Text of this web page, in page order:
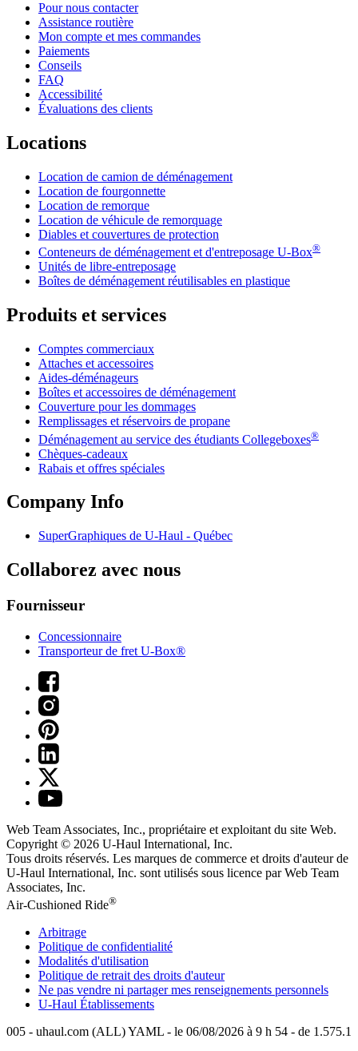
Pour nous contacter
Assistance routière
Mon compte et mes commandes
Paiements
Conseils
FAQ
Accessibilité
Évaluations des clients
Locations
Location de camion de déménagement
Location de fourgonnette
Location de remorque
Location de véhicule de remorquage
Diables et couvertures de protection
Conteneurs de déménagement et d'entreposage U-Box®
Unités de libre-entreposage
Boîtes de déménagement réutilisables en plastique
Produits et services
Comptes commerciaux
Attaches et accessoires
Aides-déménageurs
Boîtes et accessoires de déménagement
Couverture pour les dommages
Remplissages et réservoirs de propane
Déménagement au service des étudiants Collegeboxes®
Chèques-cadeaux
Rabais et offres spéciales
Company Info
SuperGraphiques de U-Haul - Québec
Collaborez avec nous
Fournisseur
Concessionnaire
Transporteur de fret U-Box®
Web Team Associates, Inc., propriétaire et exploitant du site Web.
Copyright © 2026 U-Haul International, Inc.
Tous droits réservés. Les marques de commerce et droits d'auteur de
U-Haul International, Inc. sont utilisés sous licence par Web Team
Associates, Inc.
Air-Cushioned Ride®
Arbitrage
Politique de confidentialité
Modalités d'utilisation
Politique de retrait des droits d'auteur
Ne pas vendre ni partager mes renseignements personnels
U-Haul Établissements
005 - uhaul.com (ALL) YAML - le 06/08/2026 à 9 h 54 - de 1.575.1